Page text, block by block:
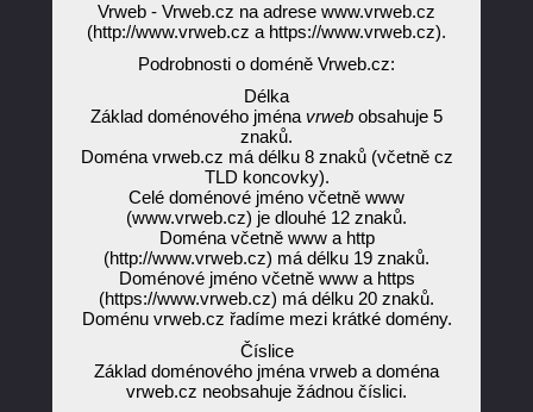
Vrweb - Vrweb.cz na adrese www.vrweb.cz
(http://www.vrweb.cz a https://www.vrweb.cz).
Podrobnosti o doméně Vrweb.cz:
Délka
Základ doménového jména vrweb obsahuje 5
znaků.
Doména vrweb.cz má délku 8 znaků (včetně cz
TLD koncovky).
Celé doménové jméno včetně www
(www.vrweb.cz) je dlouhé 12 znaků.
Doména včetně www a http
(http://www.vrweb.cz) má délku 19 znaků.
Doménové jméno včetně www a https
(https://www.vrweb.cz) má délku 20 znaků.
Doménu vrweb.cz řadíme mezi krátké domény.
Číslice
Základ doménového jména vrweb a doména
vrweb.cz neobsahuje žádnou číslici.